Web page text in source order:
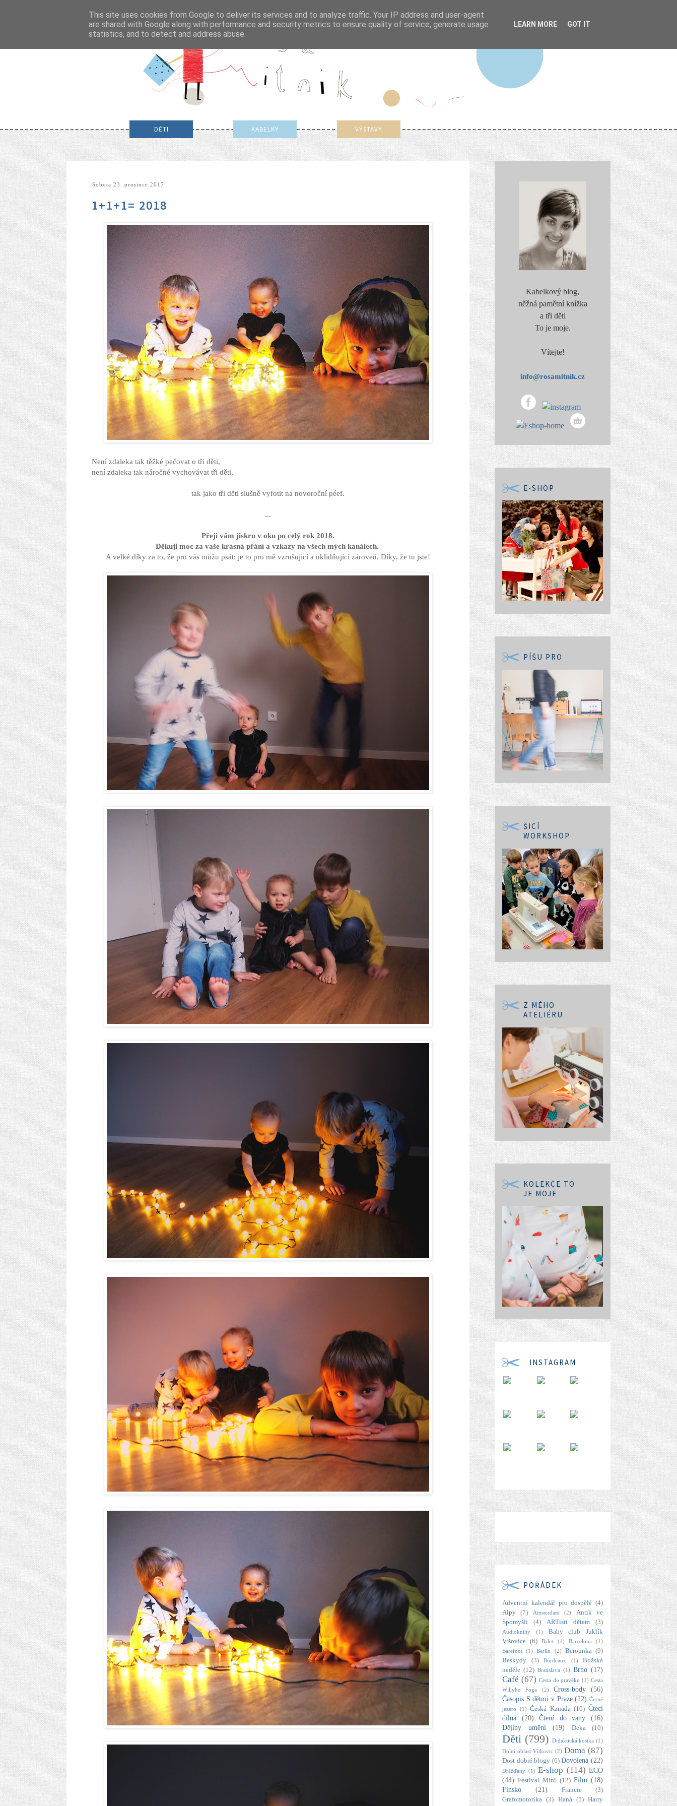
DĚTI KABELKY VÝSTAVY
sobota 23. prosince 2017
1+1+1= 2018
Není zdaleka tak těžké pečovat o tři děti,
není zdaleka tak náročné vychovávat tři děti,
tak jako tři děti slušně vyfotit na novoroční péef.
...
Přeji vám jiskru v oku po celý rok 2018.
Děkuji moc za vaše krásná přání a vzkazy na všech mých kanálech.
A velké díky za to, že pro vás můžu psát: je to pro mě vzrušující a uklidňující zároveň. Díky, že tu jste!
Kabelkový blog,
něžná pamětní knížka
a tři děti
To je moje.
Vítejte!
info@rosamitnik.cz
E-SHOP
PÍŠU PRO
ŠICÍ
WORKSHOP
Z MÉHO
ATELIÉRU
KOLEKCE TO
JE MOJE
INSTAGRAM
POŘÁDEK
Adventní kalendář pro dospělé (4)
Alpy
(7) Amsterdam (2)
Antik ve
Spomyšli
(4) ARTisti dětem (3)
Audioknihy (1)
Baby club Juklík
Vršovice (6) Balet (1) Barcelona
(1)
Barefoot
(1) Berlín (2) Berounka (9)
Beskydy
(3) Bordeaux (1)
Božská
neděle (12) Bratislava (1) Brno (17)
Café (67) Cesta do pravěku (1) Cesta
Willyho Foga
(2) Cross-body
(56)
Časopis S dětmi v Praze (22) Černé
jezero
(1) Česká Kanada (10) Čtecí
dílna
(20) Čtení do vany
(16)
Dějiny umění
(19) Deka (10)
Děti (799) Didaktická kostka (1)
Dolní oblast Vítkovic (2) Doma (87)
Dost dobré blogy (6) Dovolená (22)
Drážďany (1) E-shop (114) ECO
(44) Festival Mini (12) Film (18)
Finsko
(21) Francie
(3)
Grafomotorika (3) Haná (5) Harry
This site uses cookies from Google to deliver its services and to analyze traffic. Your IP address and user-agent
are shared with Google along with performance and security metrics to ensure quality of service, generate usage
statistics, and to detect and address abuse.
LEARN MORE GOT IT